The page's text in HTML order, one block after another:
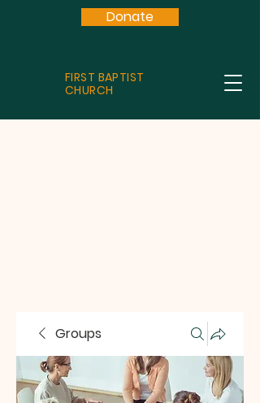
Donate
FIRST BAPTIST
CHURCH
Groups